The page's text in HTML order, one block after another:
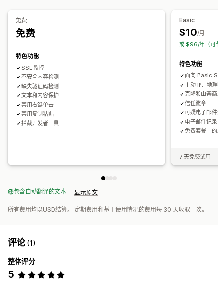
免费
免费
特色功能
SSL 监控
不安全内容检测
缺失验证码检测
文本和内容保护
禁用右键单击
禁用复制粘贴
拦截开发者工具
Basic
$10/月
或 $96/年（可
特色功能
面向 Basic
主动 IP、地
克隆和山寨
信任徽章
可疑电子邮
电子邮件记
免费套餐中
7 天免费试用
包含自动翻译的文本 显示原文
所有费用均以USD结算。 定期费用和基于使用情况的费用每 30 天收取一次。
评论(1)
整体评分
5